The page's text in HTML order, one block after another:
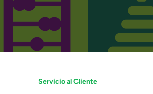
Servicio al Cliente